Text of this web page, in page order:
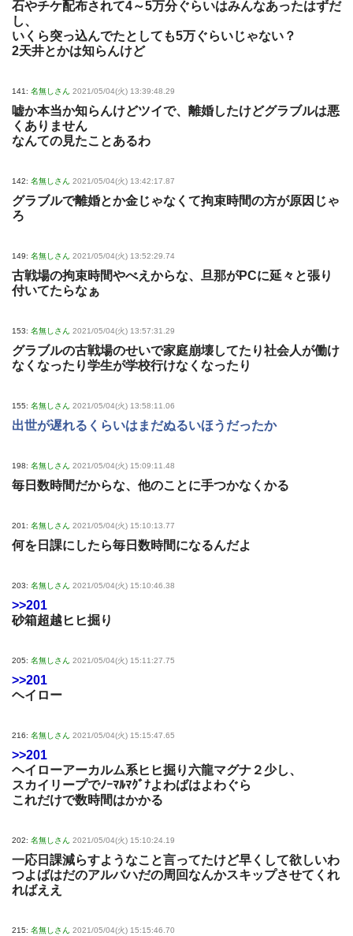
石やチケ配布されて4～5万分ぐらいはみんなあったはずだ
し、
いくら突っ込んでたとしても5万ぐらいじゃない？
2天井とかは知らんけど
141: 名無しさん 2021/05/04(火) 13:39:48.29
嘘か本当か知らんけどツイで、離婚したけどグラブルは悪
くありません
なんての見たことあるわ
142: 名無しさん 2021/05/04(火) 13:42:17.87
グラブルで離婚とか金じゃなくて拘束時間の方が原因じゃ
ろ
149: 名無しさん 2021/05/04(火) 13:52:29.74
古戦場の拘束時間やべえからな、旦那がPCに延々と張り
付いてたらなぁ
153: 名無しさん 2021/05/04(火) 13:57:31.29
グラブルの古戦場のせいで家庭崩壊してたり社会人が働け
なくなったり学生が学校行けなくなったり
155: 名無しさん 2021/05/04(火) 13:58:11.06
出世が遅れるくらいはまだぬるいほうだったか
198: 名無しさん 2021/05/04(火) 15:09:11.48
毎日数時間だからな、他のことに手つかなくかる
201: 名無しさん 2021/05/04(火) 15:10:13.77
何を日課にしたら毎日数時間になるんだよ
203: 名無しさん 2021/05/04(火) 15:10:46.38
>>201
砂箱超越ヒヒ掘り
205: 名無しさん 2021/05/04(火) 15:11:27.75
>>201
ヘイロー
216: 名無しさん 2021/05/04(火) 15:15:47.65
>>201
ヘイローアーカルム系ヒヒ掘り六龍マグナ２少し、
スカイリープでﾉｰﾏﾙﾏｸﾞﾅよわばはよわぐら
これだけで数時間はかかる
202: 名無しさん 2021/05/04(火) 15:10:24.19
一応日課減らすようなこと言ってたけど早くして欲しいわ
つよばはだのアルバハだの周回なんかスキップさせてくれ
ればええ
215: 名無しさん 2021/05/04(火) 15:15:46.70